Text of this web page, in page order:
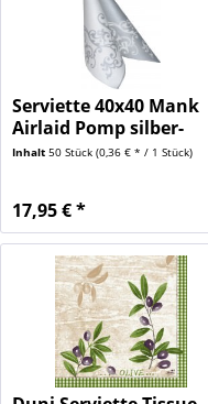
Serviette 40x40 Mank
Airlaid Pomp silber-
weiss...
Inhalt50 Stück(0,36 € * / 1 Stück)
17,95 € *